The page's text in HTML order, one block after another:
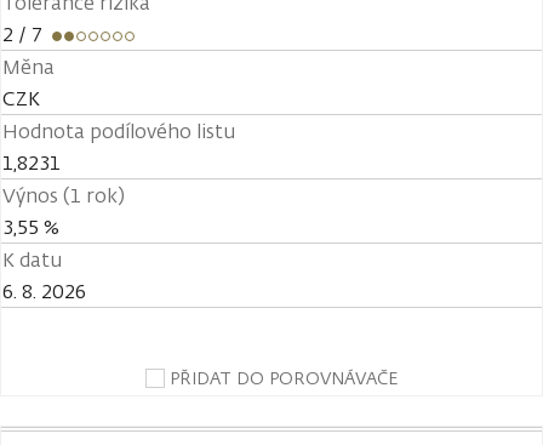
2 / 7
Měna
CZK
Hodnota podílového listu
1,8231
Výnos (1 rok)
3,55 %
K datu
6. 8. 2026
PŘIDAT DO POROVNÁVAČE